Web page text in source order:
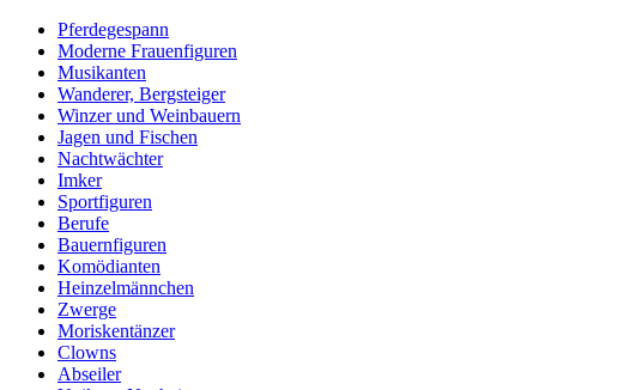
Pferdegespann
Moderne Frauenfiguren
Musikanten
Wanderer, Bergsteiger
Winzer und Weinbauern
Jagen und Fischen
Nachtwächter
Imker
Sportfiguren
Berufe
Bauernfiguren
Komödianten
Heinzelmännchen
Zwerge
Moriskentänzer
Clowns
Abseiler